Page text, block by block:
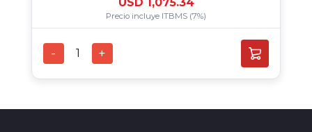
Precio incluye ITBMS (7%)
- 1 +